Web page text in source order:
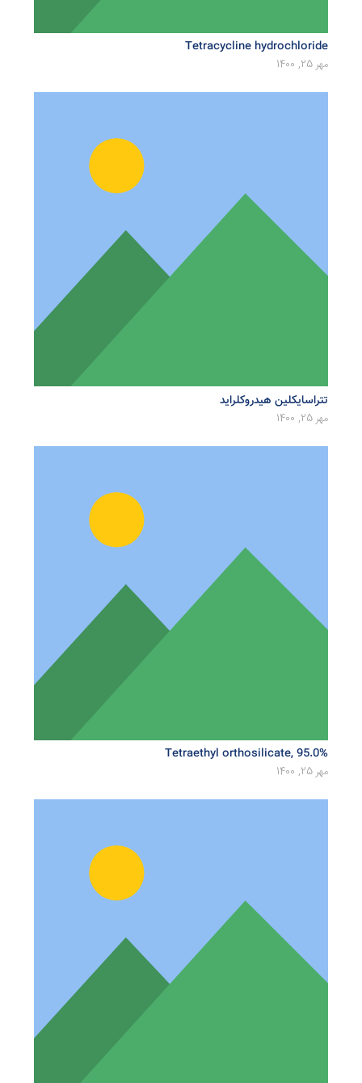
Tetracycline hydrochloride
مهر 25, 1400
تتراسایکلین هیدروکلراید
مهر 25, 1400
Tetraethyl orthosilicate, 95.0%
مهر 25, 1400